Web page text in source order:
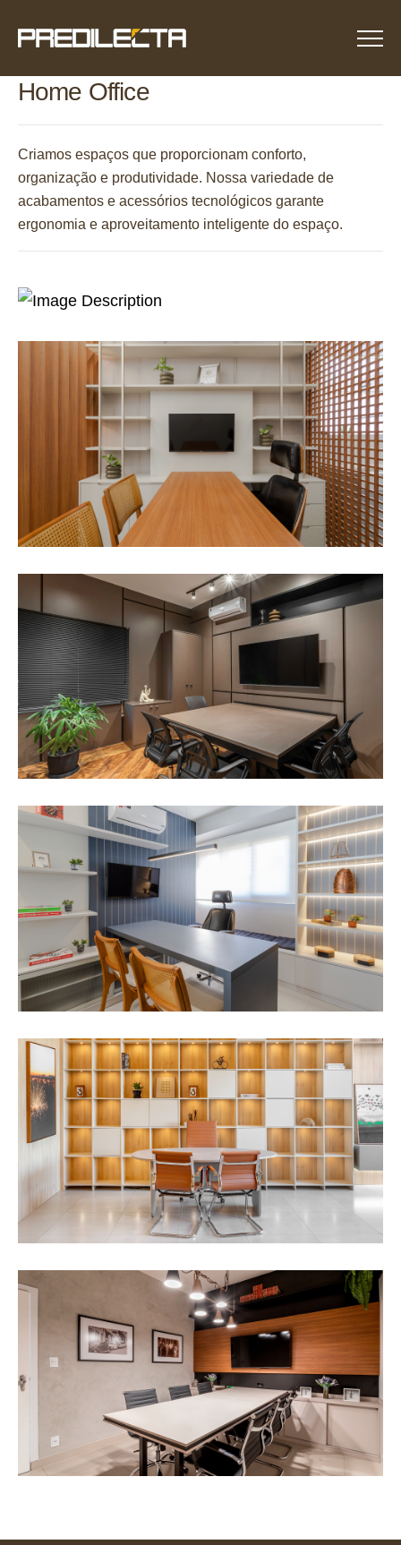
Home Office
Criamos espaços que proporcionam conforto,
organização e produtividade. Nossa variedade de
acabamentos e acessórios tecnológicos garante
ergonomia e aproveitamento inteligente do espaço.